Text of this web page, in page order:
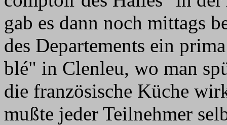
gab es dann noch mittags
des Departements ein
blé" in Clenleu, wo man
die französische Küche
mußte jeder Teilnehmer